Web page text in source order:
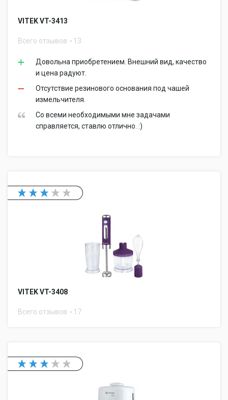
VITEK VT-3413
Всего отзывов 13
Довольна приобретением. Внешний вид, качество
и цена радуют.
Отсутствие резинового основания под чашей
измельчителя.
Со всеми необходимыми мне задачами
справляется, ставлю отлично. :)
VITEK VT-3408
Всего отзывов 17